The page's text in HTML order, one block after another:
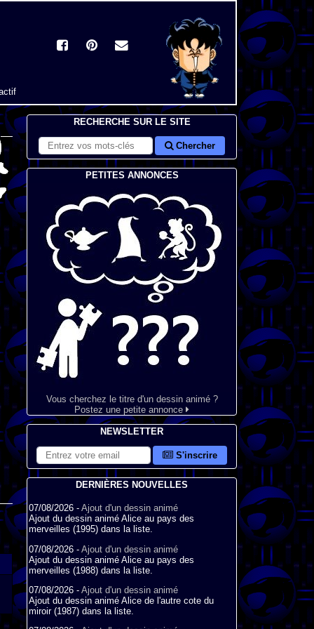
RECHERCHE SUR LE SITE
Chercher
PETITES ANNONCES
Vous cherchez le titre d'un dessin animé ?
Postez une petite annonce
NEWSLETTER
S'inscrire
DERNIÈRES NOUVELLES
07/08/2026 - Ajout d'un dessin animé
Ajout du dessin animé Alice au pays des
merveilles (1995) dans la liste.
07/08/2026 - Ajout d'un dessin animé
Ajout du dessin animé Alice au pays des
merveilles (1988) dans la liste.
07/08/2026 - Ajout d'un dessin animé
Ajout du dessin animé Alice de l'autre cote du
miroir (1987) dans la liste.